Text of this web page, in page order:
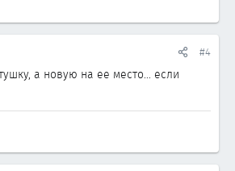
#4
а новую на ее место... если